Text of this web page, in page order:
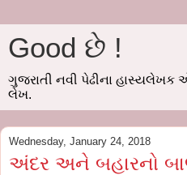
Good છે !
ગુજરાતી નવી પેઢીના હાસ્યલેખક
લેખ.
Wednesday, January 24, 2018
અંદર અને બહારનો